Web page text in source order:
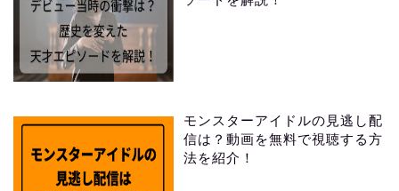
モンスターアイドルの見逃し配
信は？動画を無料で視聴する方
法を紹介！